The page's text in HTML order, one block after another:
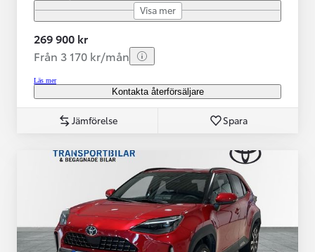
Visa mer
269 900 kr
Från 3 170 kr/mån
Läs mer
Kontakta återförsäljare
Jämförelse Spara